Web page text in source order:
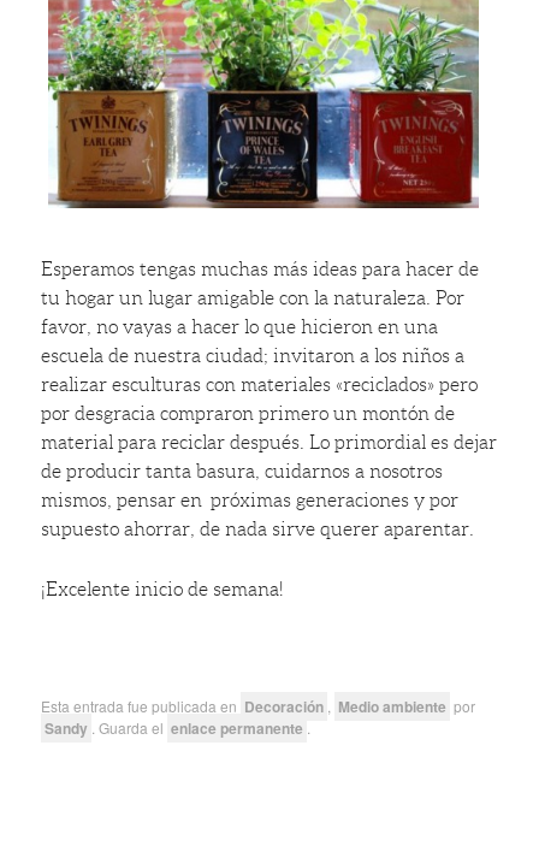
Esperamos tengas muchas más ideas para hacer de
tu hogar un lugar amigable con la naturaleza. Por
favor, no vayas a hacer lo que hicieron en una
escuela de nuestra ciudad; invitaron a los niños a
realizar esculturas con materiales «reciclados» pero
por desgracia compraron primero un montón de
material para reciclar después. Lo primordial es dejar
de producir tanta basura, cuidarnos a nosotros
mismos, pensar en próximas generaciones y por
supuesto ahorrar, de nada sirve querer aparentar.
¡Excelente inicio de semana!
Esta entrada fue publicada en Decoración , Medio ambiente por
Sandy . Guarda el enlace permanente .